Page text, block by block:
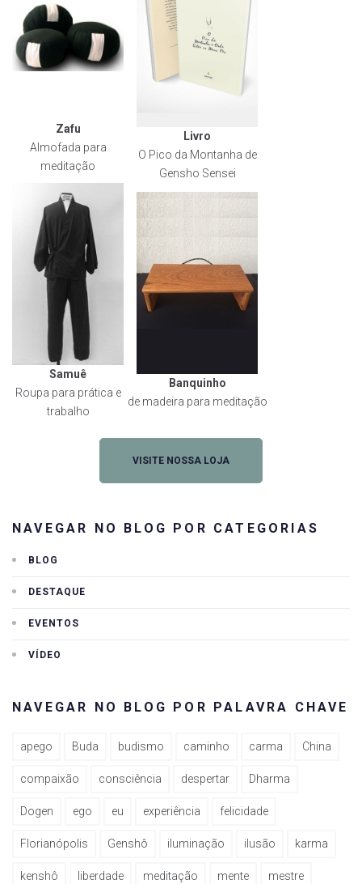
Zafu
Almofada para
meditação
Livro
O Pico da Montanha de
Gensho Sensei
Samuê
Roupa para prática e
trabalho
Banquinho
de madeira para meditação
VISITE NOSSA LOJA
NAVEGAR NO BLOG POR CATEGORIAS
BLOG
DESTAQUE
EVENTOS
VÍDEO
NAVEGAR NO BLOG POR PALAVRA CHAVE
apego Buda budismo caminho carma China
compaixão consciência despertar Dharma
Dogen ego eu experiência felicidade
Florianópolis Genshô iluminação ilusão karma
kenshô liberdade meditação mente mestre